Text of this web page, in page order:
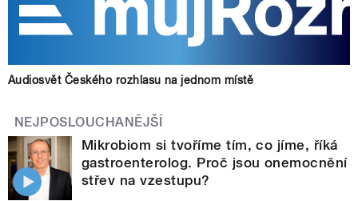
Audiosvět Českého rozhlasu na jednom místě
NEJPOSLOUCHANĚJŠÍ
Mikrobiom si tvoříme tím, co jíme, říká
gastroenterolog. Proč jsou onemocnění
střev na vzestupu?